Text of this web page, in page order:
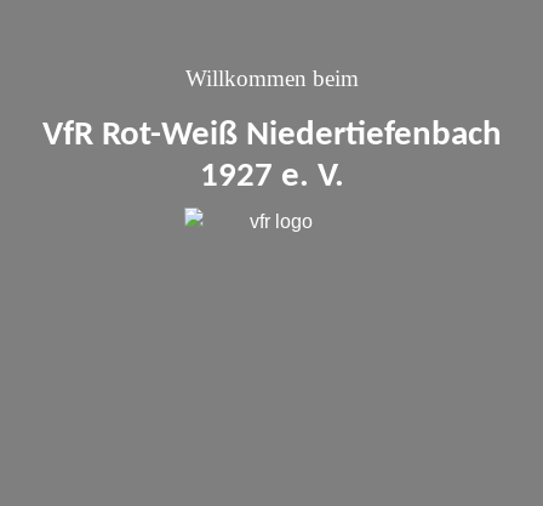
Willkommen beim
VfR Rot-Weiß Niedertiefenbach
1927 e. V.